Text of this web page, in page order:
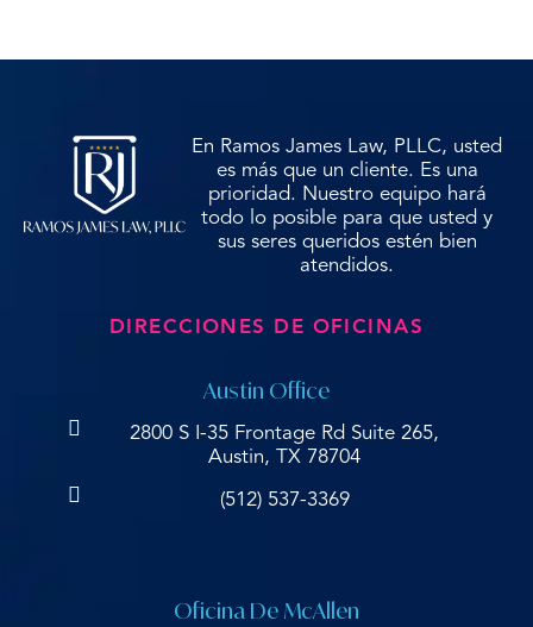
En Ramos James Law, PLLC, usted
es más que un cliente. Es una
prioridad. Nuestro equipo hará
todo lo posible para que usted y
sus seres queridos estén bien
atendidos.
DIRECCIONES DE OFICINAS
Austin Office
2800 S I-35 Frontage Rd Suite 265,
Austin, TX 78704
(512) 537-3369
Oficina De McAllen